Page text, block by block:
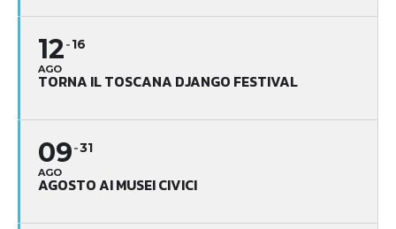
12
AGO
16
TORNA IL TOSCANA DJANGO FESTIVAL
09
AGO
31
AGOSTO AI MUSEI CIVICI